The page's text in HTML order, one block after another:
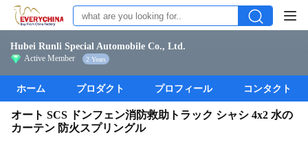
Hubei Runli Special Automobile Co., Ltd.
Active Member 2 Years
ホーム プロダクト プロフィール コンタクト
オート SCS ドンフェン消防救助トラック シャシ 4x2 水の
カーテン 防火スプリングル